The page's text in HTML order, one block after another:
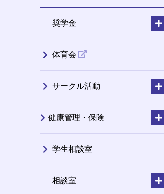
奨学金
体育会
サークル活動
健康管理・保険
学生相談室
相談室